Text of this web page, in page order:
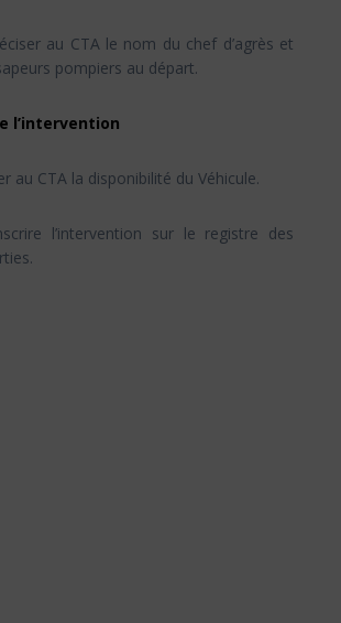
au CTA le nom du chef d’agrès et
pompiers au départ.
l’intervention
au CTA la disponibilité du Véhicule.
l’intervention sur le registre des